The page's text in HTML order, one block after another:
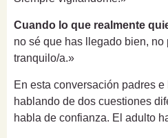
Cuando lo que realmente
no sé que has llegado bien, no
tranquilo/a.»
En esta conversación padres
hablando de dos cuestiones
habla de confianza. El adulto